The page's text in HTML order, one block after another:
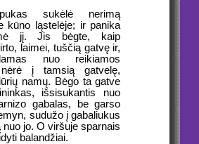
sukėlė nerimą
kūno ląstelėje; ir panika
jį. Jis bėgte, kaip
laimei, tuščią gatvę ir,
nuo reikiamos
į tamsią gatvelę,
namų. Bėgo ta gatve
išsisukantis nuo
gabalas, be garso
sudužo į gabaliukus
nuo jo. O viršuje sparnais
balandžiai.